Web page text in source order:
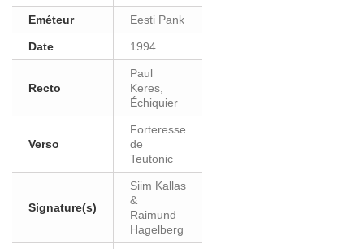
Eméteur Eesti Pank
Date 1994
Recto
Paul
Keres,
Échiquier
Verso
Forteresse
de
Teutonic
Signature(s)
Siim Kallas
&
Raimund
Hagelberg